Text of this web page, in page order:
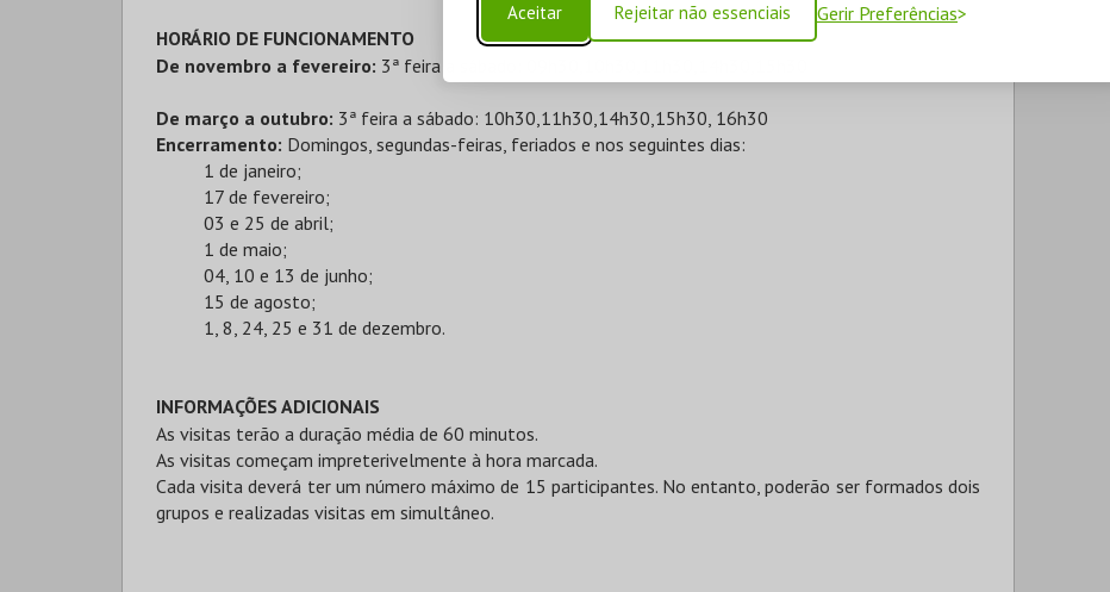
Aceitar Rejeitar não essenciais Gerir Preferências
HORÁRIO DE FUNCIONAMENTO
De novembro a fevereiro: 3ª feira a sábado: 09h30,10h30,11h30,14h30,15h30
De março a outubro: 3ª feira a sábado: 10h30,11h30,14h30,15h30, 16h30
Encerramento: Domingos, segundas-feiras, feriados e nos seguintes dias:
1 de janeiro;
17 de fevereiro;
03 e 25 de abril;
1 de maio;
04, 10 e 13 de junho;
15 de agosto;
1, 8, 24, 25 e 31 de dezembro.
INFORMAÇÕES ADICIONAIS
As visitas terão a duração média de 60 minutos.
As visitas começam impreterivelmente à hora marcada.
Cada visita deverá ter um número máximo de 15 participantes. No entanto, poderão ser formados dois
grupos e realizadas visitas em simultâneo.